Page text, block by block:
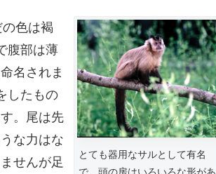
とても器用なサルとして有名
色は褐
腹部は薄
名されま
したもの
。尾は先
な力はな
せんが足